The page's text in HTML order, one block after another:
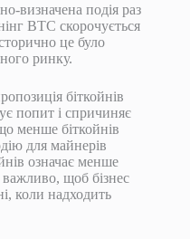
визначена подія раз
BTC скорочується
це було
ринку.
біткойнів
попит і спричиняє
менше біткойнів
для майнерів
означає менше
щоб бізнес
коли надходить